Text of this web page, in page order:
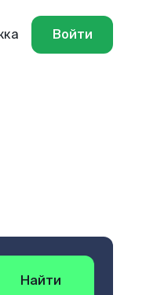
Войти
Найти